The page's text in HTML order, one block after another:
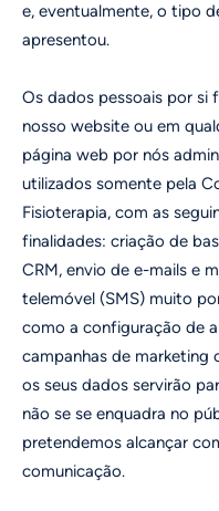
e, eventualmente, o tipo
apresentou.
Os dados pessoais por si
nosso website ou em
página web por nós
utilizados somente pela
Fisioterapia, com as
finalidades: criação de
CRM, envio de e-mails e
telemóvel (SMS) muito
como a configuração de
campanhas de marketing
os seus dados servirão
não se se enquadra no
pretendemos alcançar
comunicação.